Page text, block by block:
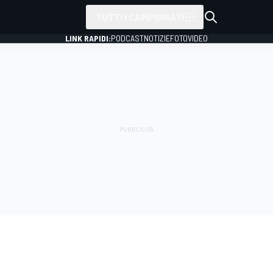
LINK RAPIDI:PODCASTNOTIZIEFOTOVIDEO